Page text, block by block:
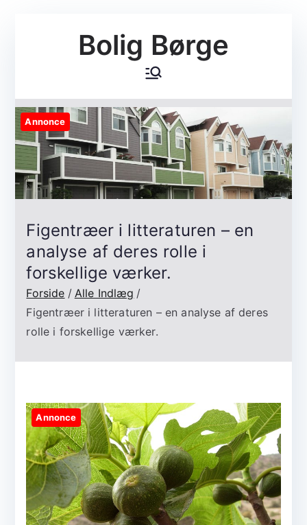
Bolig Børge
Annonce
Figentræer i litteraturen – en
analyse af deres rolle i
forskellige værker.
Forside
Alle Indlæg
Figentræer i litteraturen – en analyse af deres
rolle i forskellige værker.
Annonce